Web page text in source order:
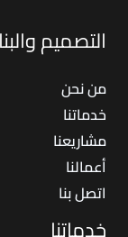
التصميم
من نحن
خدماتنا
مشاريعنا
أعمالنا
اتصل بنا
خدماتنا